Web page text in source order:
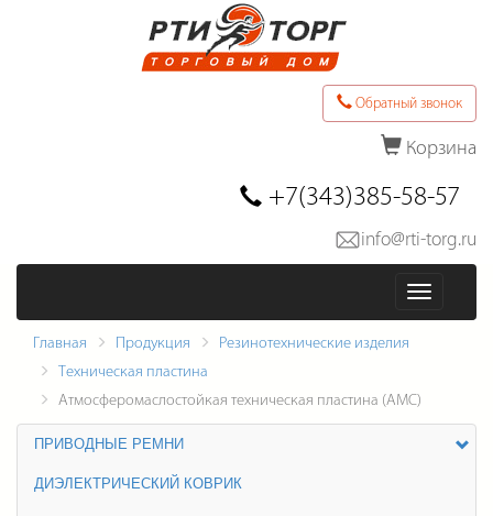
Обратный звонок
Корзина
Последние товары в заказе
Оформить заказ
+7(343)385-58-57
info@rti-torg.ru
Меню
Главная Продукция
Резинотехнические изделия
Техническая пластина
Атмосферомаслостойкая техническая пластина (АМС)
ПРИВОДНЫЕ РЕМНИ
ДИЭЛЕКТРИЧЕСКИЙ КОВРИК